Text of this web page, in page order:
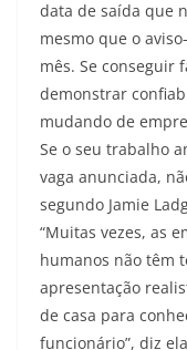
data de saída que
mesmo que o
mês. Se conseguir
demonstrar
mudando de
Se o seu trabalho
vaga anunciada,
segundo Jamie
“Muitas vezes, as
humanos não têm
apresentação
de casa para
funcionário”, diz